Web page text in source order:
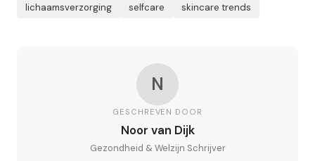
lichaamsverzorging
selfcare skincare trends
N
GESCHREVEN DOOR
Noor van Dijk
Gezondheid & Welzijn Schrijver